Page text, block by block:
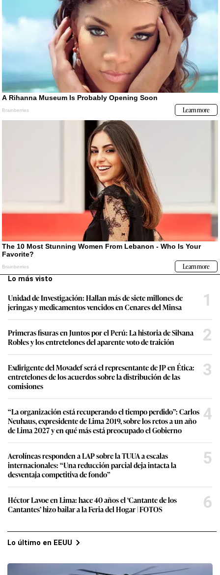
Lo más visto
Unidad de Investigación: Hallan más de siete millones de
jeringas y medicamentos vencidos en Cenares del Minsa
1
Primeras fisuras en Juntos por el Perú: La historia de Silvana
Robles y los entretelones del aparente voto de traición
2
Exdirigente del Movadef será el representante de JP en Ética:
entretelones de los acuerdos sobre la distribución de las
comisiones
3
“La organización está recuperando el tiempo perdido”: Carlos
Neuhaus, expresidente de Lima 2019, sobre los retos a un año
de Lima 2027 y en qué más está preocupado el Gobierno
4
Aerolíneas responden a LAP sobre la TUUA a escalas
internacionales: “Una reducción parcial deja intacta la
desventaja competitiva de fondo”
5
Héctor Lavoe en Lima: hace 40 años el ‘Cantante de los
Cantantes’ hizo bailar a la Feria del Hogar | FOTOS
6
Lo último en EEUU